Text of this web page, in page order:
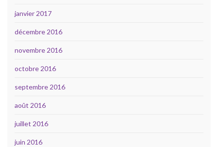
janvier 2017
décembre 2016
novembre 2016
octobre 2016
septembre 2016
août 2016
juillet 2016
juin 2016